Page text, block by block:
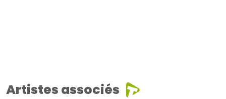
Artistes associés